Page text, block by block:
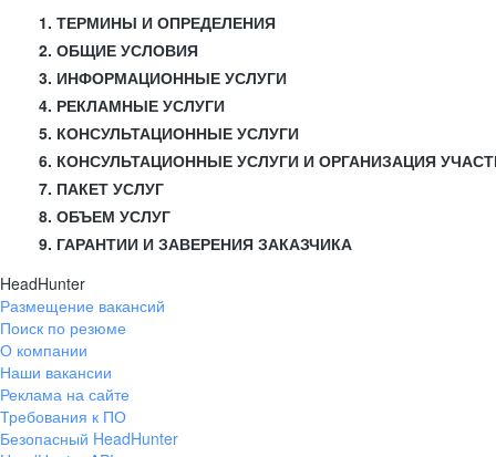
1. ТЕРМИНЫ И ОПРЕДЕЛЕНИЯ
2. ОБЩИЕ УСЛОВИЯ
3. ИНФОРМАЦИОННЫЕ УСЛУГИ
4. РЕКЛАМНЫЕ УСЛУГИ
5. КОНСУЛЬТАЦИОННЫЕ УСЛУГИ
6. КОНСУЛЬТАЦИОННЫЕ УСЛУГИ И ОРГАНИЗАЦИЯ
7. ПАКЕТ УСЛУГ
8. ОБЪЕМ УСЛУГ
9. ГАРАНТИИ И ЗАВЕРЕНИЯ ЗАКАЗЧИКА
HeadHunter
Размещение вакансий
Поиск по резюме
О компании
Наши вакансии
Реклама на сайте
Требования к ПО
Безопасный HeadHunter